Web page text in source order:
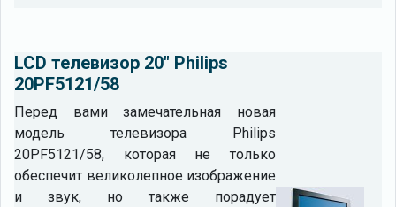
LCD телевизор 20" Philips
20PF5121/58
Перед вами замечательная новая
модель телевизора Philips
20PF5121/58, которая не только
обеспечит великолепное изображение
и звук, но также порадует